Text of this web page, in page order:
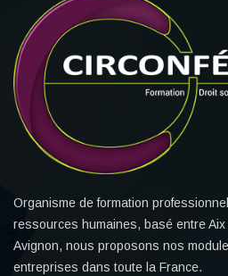
Organisme de formation
ressources humaines, basé entre
Avignon, nous proposons nos
entreprises dans toute la France.